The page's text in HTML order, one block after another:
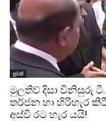
පුවත්
මුලතිව් දිසා විනිසුරු
තර්ජන හා හිරිහැර
අස්වී රට හැර යයි!